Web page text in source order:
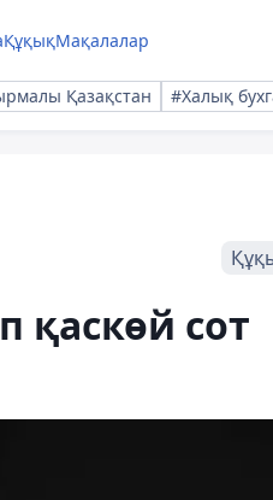
ҚұқықМақалалар
Қазақстан #Халық
қаскөй сот